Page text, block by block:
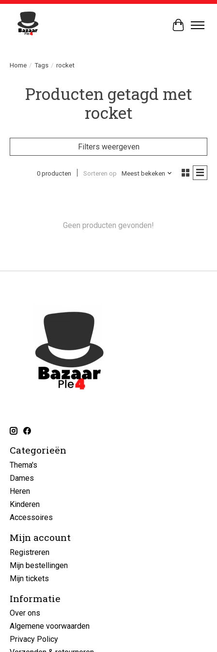
Home / Tags / rocket
Producten getagd met
rocket
Filters weergeven
0 producten Sorteren op Meest bekeken
Geen producten gevonden!
Categorieën
Thema's
Dames
Heren
Kinderen
Accessoires
Mijn account
Registreren
Mijn bestellingen
Mijn tickets
Informatie
Over ons
Algemene voorwaarden
Privacy Policy